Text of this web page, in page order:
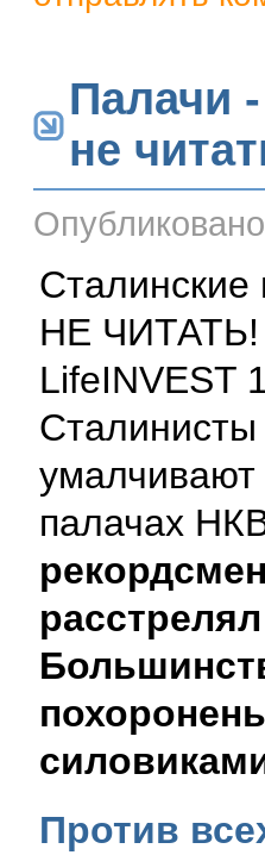
Палачи
не
НЕ ЧИТАТЬ!
LifeINVEST
Сталинисты
палачах
Против